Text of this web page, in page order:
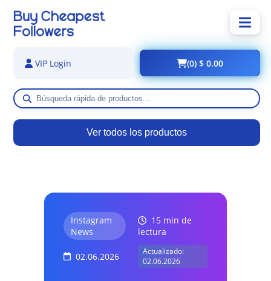
Ver todos los productos
VIP Login (0) $ 0.00
Instagram
News
15 min de
lectura
02.06.2026
Actualizado:
02.06.2026